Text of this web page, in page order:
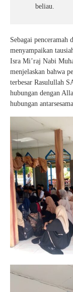
beliau.
Sebagai penceramah
menyampaikan
Isra Mi’raj Nabi
menjelaskan bahwa
terbesar Rasulullah
hubungan dengan
hubungan